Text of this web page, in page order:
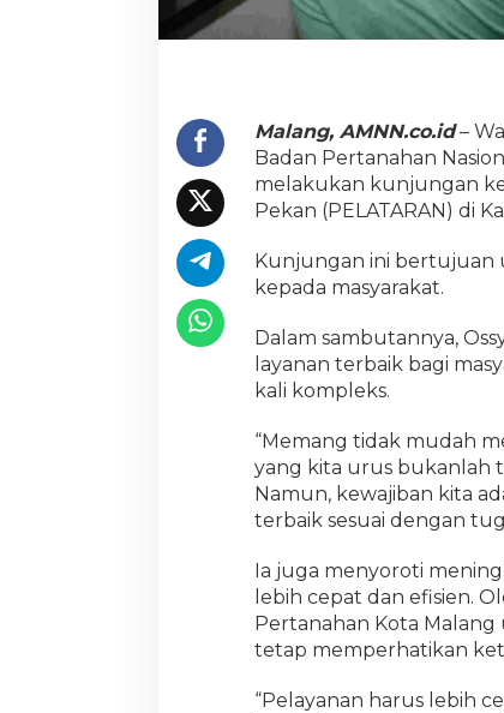
a
n
P
e
l
a
n
a
B
e
k
a
l
i
a
Malang, AMNN.co.id –
Badan Pertanahan
melakukan kunjungan
Pekan (PELATARAN) di
Kunjungan ini bertujuan
kepada masyarakat.
Dalam sambutannya,
layanan terbaik bagi
kali kompleks.
“Memang tidak mudah
yang kita urus bukanlah
Namun, kewajiban kita
terbaik sesuai dengan
Ia juga menyoroti
lebih cepat dan efisien.
Pertanahan Kota
tetap memperhatikan
“Pelayanan harus lebih